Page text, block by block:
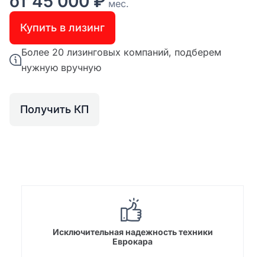
мес.
Купить в лизинг
Более 20 лизинговых компаний, подберем
нужную вручную
Получить КП
Исключительная надежность техники
Еврокара